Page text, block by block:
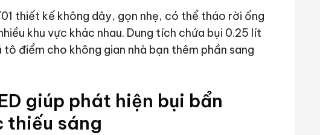
thiết kế không dây, gọn nhẹ, có thể tháo rời ống
khu vực khác nhau. Dung tích chứa bụi 0.25 lít
điểm cho không gian nhà bạn thêm phần sang
giúp phát hiện bụi bẩn
thiếu sáng